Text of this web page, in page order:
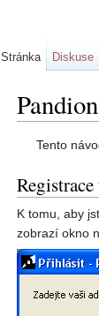
Tento
K tomu, aby
zobrazí okno
Stránka Diskuse